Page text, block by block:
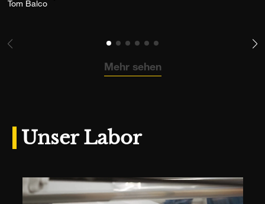
Tom Balco
Mehr sehen
Unser Labor